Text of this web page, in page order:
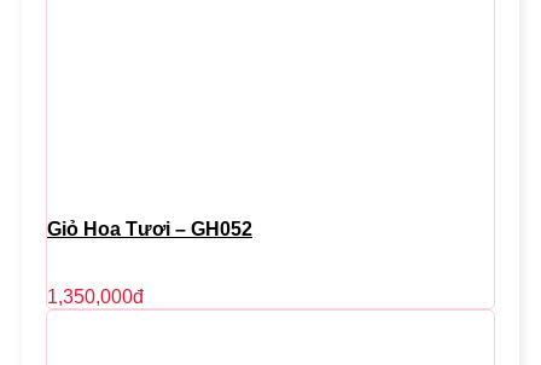
Giỏ Hoa Tươi – GH052
1,350,000đ